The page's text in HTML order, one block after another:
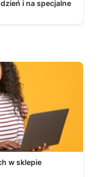
i na specjalne
w sklepie